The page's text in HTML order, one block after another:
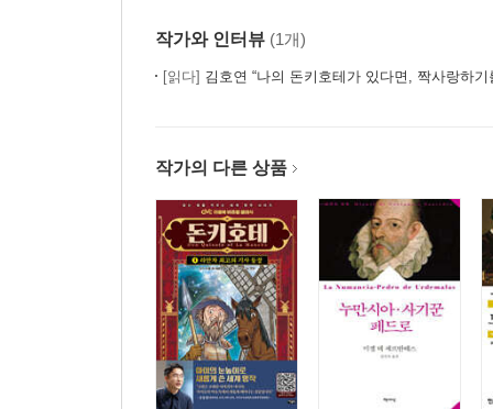
작가와 인터뷰 (1개)
[읽다] 김호연 “나의 돈키호테가 있다면, 짝사랑하기
작가의 다른 상품